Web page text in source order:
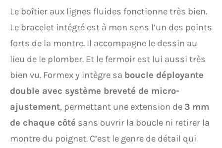
Le boîtier aux lignes fluides fonctionne très bien.
Le bracelet intégré est à mon sens l’un des points
forts de la montre. Il accompagne le dessin au
lieu de le plomber. Et le fermoir est lui aussi très
bien vu. Formex y intègre sa boucle déployante
double avec système breveté de micro-
ajustement, permettant une extension de 3 mm
de chaque côté sans ouvrir la boucle ni retirer la
montre du poignet. C’est le genre de détail qui